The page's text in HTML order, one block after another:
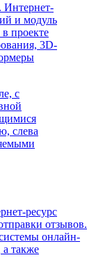
Интернет-
и модуль
проекте
3D-
с
слева
ресурс
отзывов.
онлайн-
также